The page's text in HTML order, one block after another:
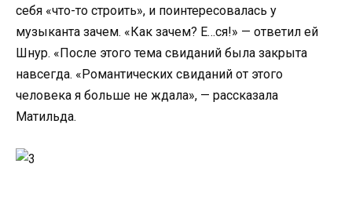
себя «что-то строить», и поинтересовалась у
музыканта зачем. «Как зачем? Е…ся!» — ответил ей
Шнур. «После этого тема свиданий была закрыта
навсегда. «Романтических свиданий от этого
человека я больше не ждала», — рассказала
Матильда.